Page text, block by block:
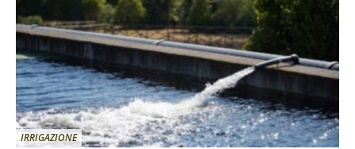
IRRIGAZIONE